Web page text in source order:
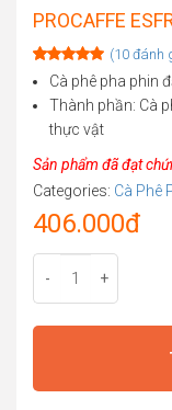
PROCAFFE
Rated 5.00
out of 5
based on
10
customer
ratings
(10đánh
Cà phê pha phin
Thành phần: Cà
thực vật
Sản phẩm đã đạt
Categories: Cà Phê
406.000đ
- +